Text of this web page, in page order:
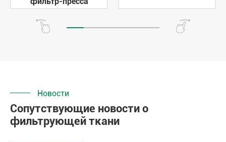
Новости
Сопутствующие новости о
фильтрующей ткани